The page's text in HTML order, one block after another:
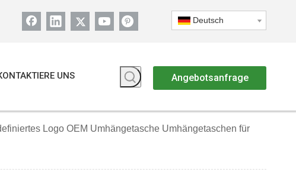
Deutsch
UNS Angebotsanfrage
Logo OEM Umhängetasche Umhängetaschen für